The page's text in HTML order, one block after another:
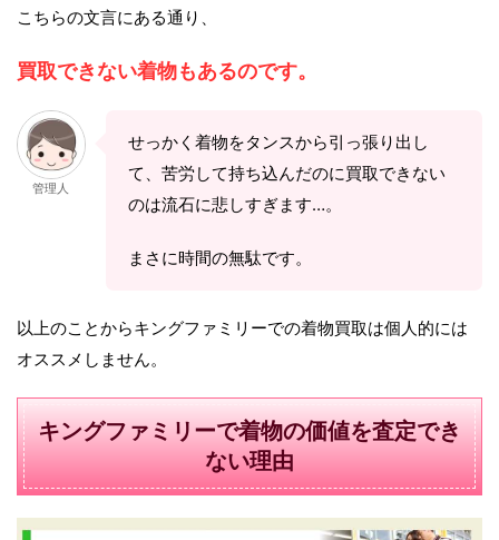
こちらの文言にある通り、
買取できない着物もあるのです。
管理人
せっかく着物をタンスから引っ張り出し
て、苦労して持ち込んだのに買取できない
のは流石に悲しすぎます…。
まさに時間の無駄です。
以上のことからキングファミリーでの着物買取は個人的には
オススメしません。
キングファミリーで着物の価値を査定でき
ない理由